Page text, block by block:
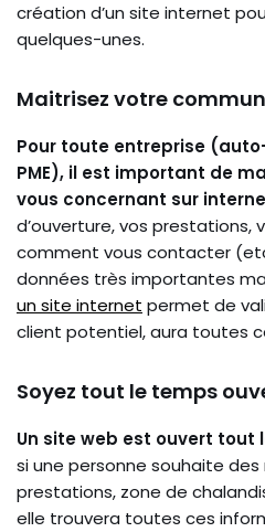
création d’un site internet
quelques-unes.
Maitrisez votre
Pour toute entreprise
PME), il est important de
vous concernant sur
d’ouverture, vos prestations,
comment vous contacter
données très importantes
un site internet permet de
client potentiel, aura toutes
Soyez tout le temps
Un site web est ouvert
si une personne souhaite
prestations, zone de
elle trouvera toutes ces